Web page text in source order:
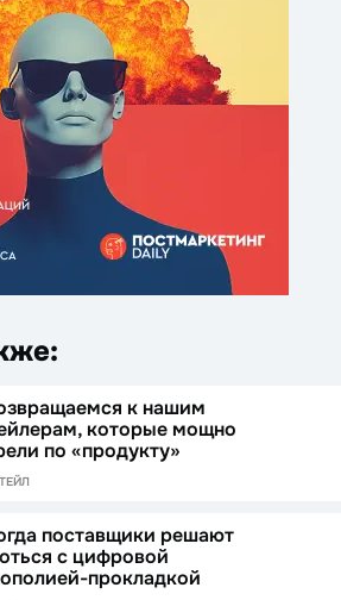
к нашим
которые мощно
по «продукту»
поставщики решают
с цифровой
прокладкой